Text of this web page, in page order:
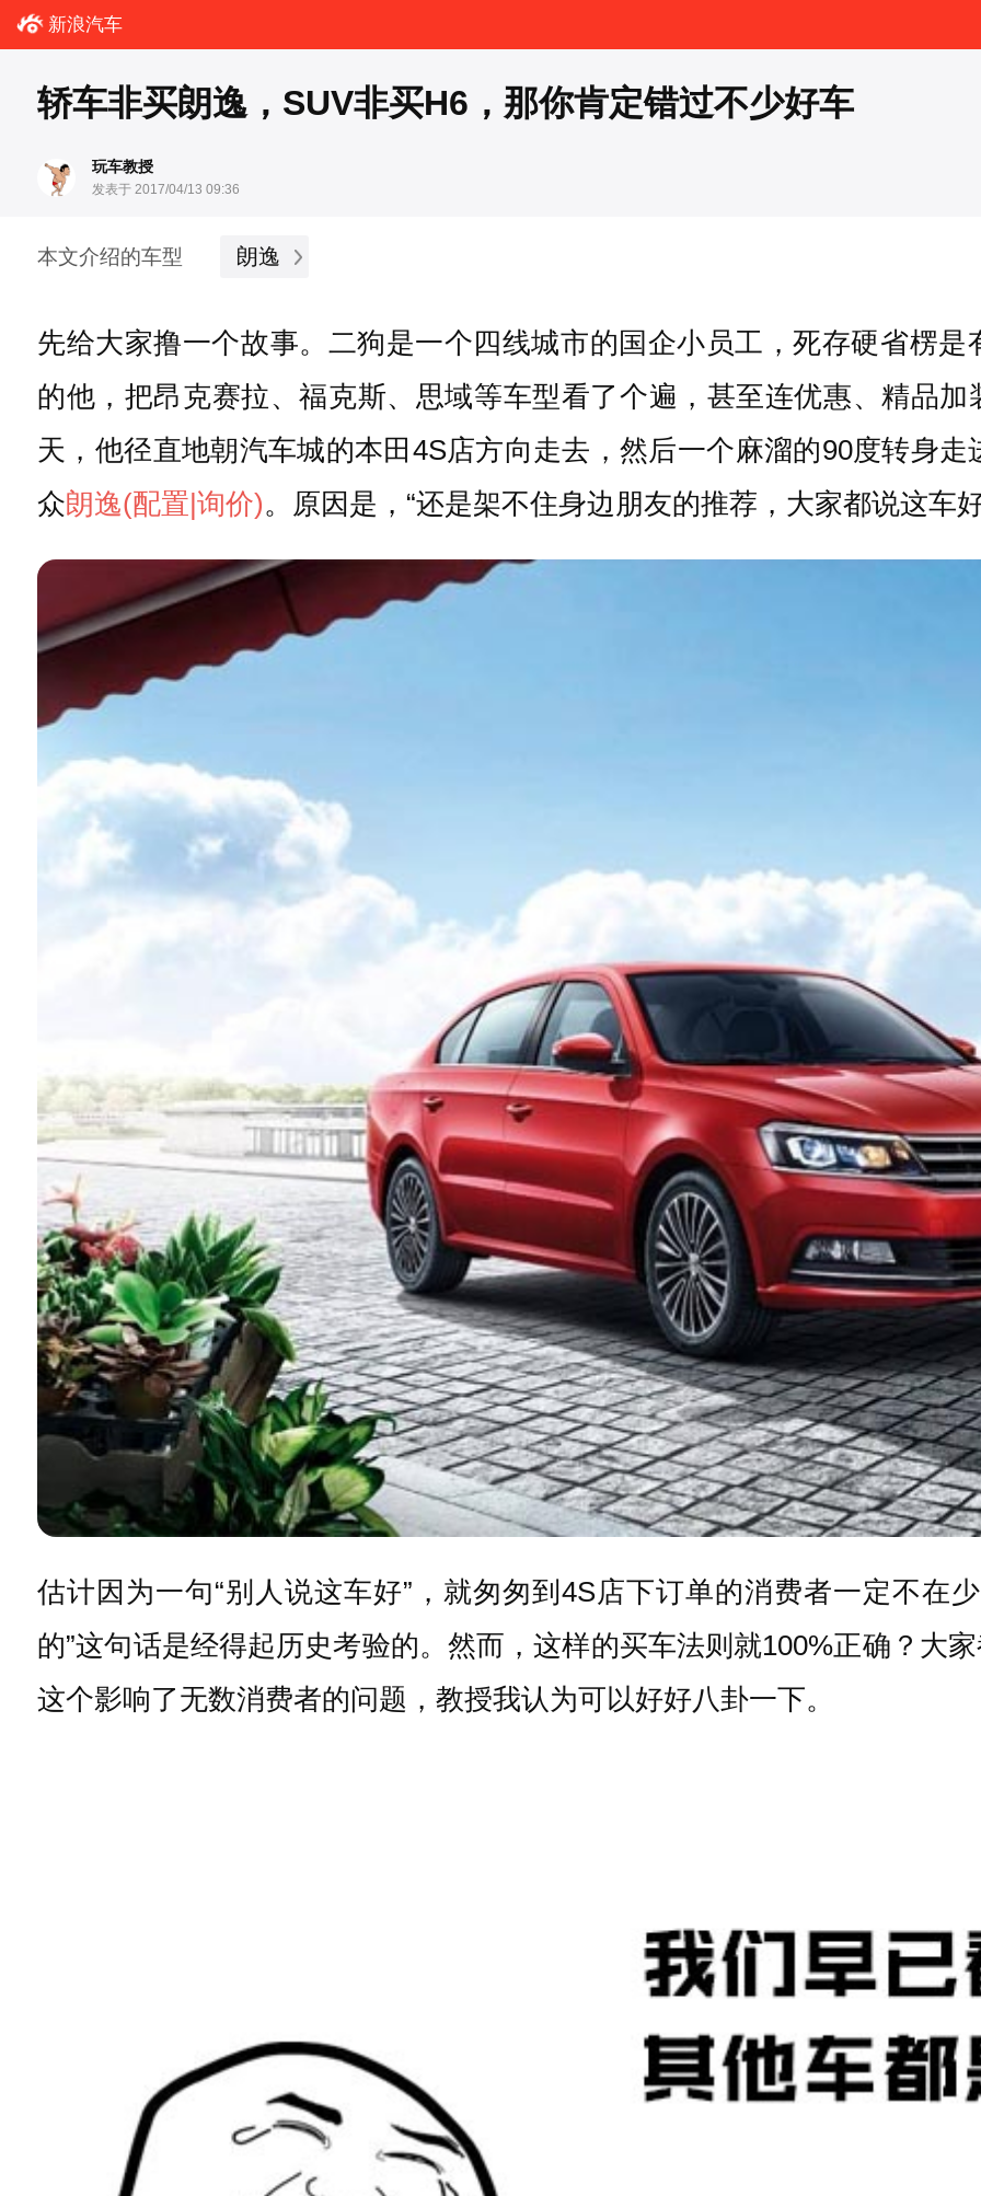
新浪汽车
轿车非买朗逸，SUV非买H6，那你肯定错过不少好车
玩车教授
发表于 2017/04/13 09:36
本文介绍的车型 朗逸
先给大家撸一个故事。二狗是一个四线城市的国企小员工，死存硬省楞
的他，把昂克赛拉、福克斯、思域等车型看了个遍，甚至连优惠、精品
天，他径直地朝汽车城的本田4S店方向走去，然后一个麻溜的90度转身走
众朗逸(配置 |询价)。原因是，“还是架不住身边朋友的推荐，大家都说这车
估计因为一句“别人说这车好”，就匆匆到4S店下订单的消费者一定不在
的”这句话是经得起历史考验的。然而，这样的买车法则就100%正确？大
这个影响了无数消费者的问题，教授我认为可以好好八卦一下。